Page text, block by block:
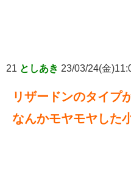
21 としあき 23/03/24(金
リザードンのタイプ
なんかモヤモヤした